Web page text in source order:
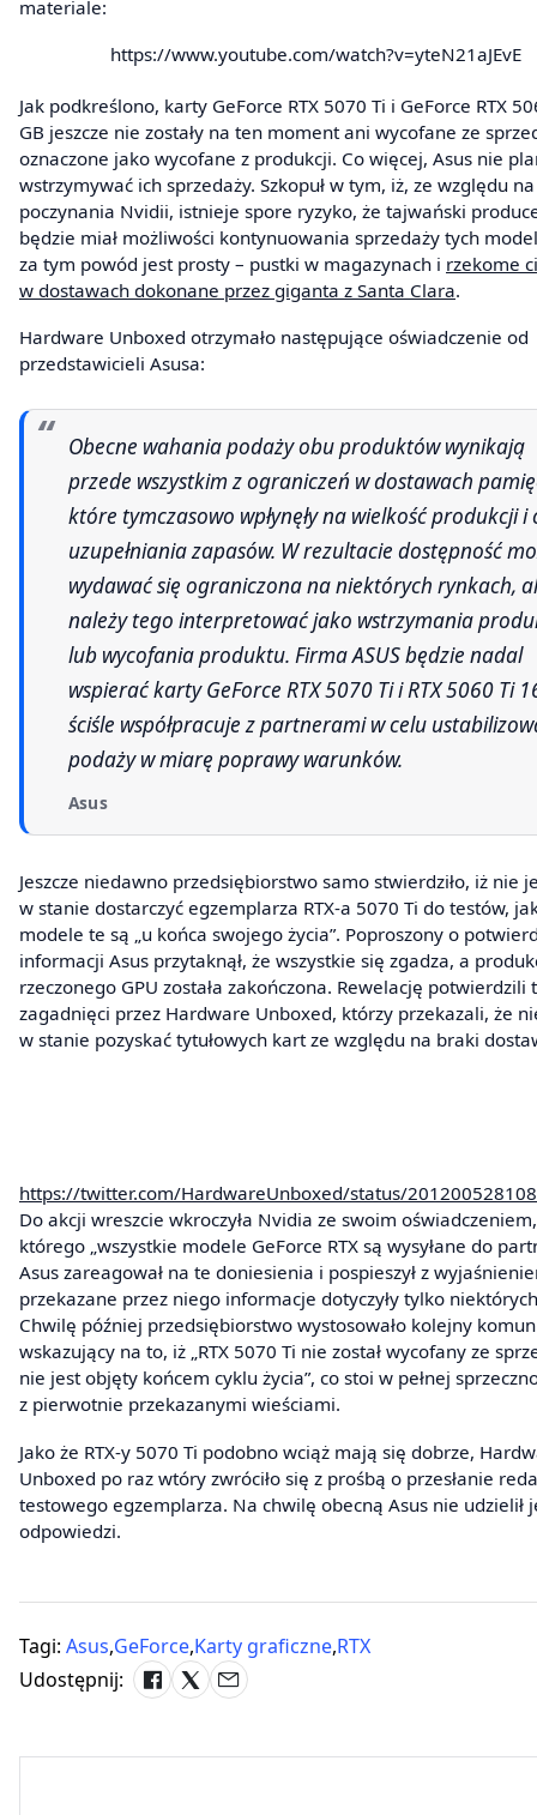
materiale:
https://www.youtube.com/watch?v=yteN21aJEvE
Jak podkreślono, karty GeForce RTX 5070 Ti i GeForce RTX
GB jeszcze nie zostały na ten moment ani wycofane ze
oznaczone jako wycofane z produkcji. Co więcej, Asus nie
wstrzymywać ich sprzedaży. Szkopuł w tym, iż, ze względu na
poczynania Nvidii, istnieje spore ryzyko, że tajwański
będzie miał możliwości kontynuowania sprzedaży tych
za tym powód jest prosty – pustki w magazynach i rzekome
w dostawach dokonane przez giganta z Santa Clara.
Hardware Unboxed otrzymało następujące oświadczenie od
przedstawicieli Asusa:
Obecne wahania podaży obu produktów wynikają
przede wszystkim z ograniczeń w dostawach
które tymczasowo wpłynęły na wielkość produkcji i
uzupełniania zapasów. W rezultacie dostępność
wydawać się ograniczona na niektórych rynkach,
należy tego interpretować jako wstrzymania
lub wycofania produktu. Firma ASUS będzie nadal
wspierać karty GeForce RTX 5070 Ti i RTX 5060 Ti
ściśle współpracuje z partnerami w celu
podaży w miarę poprawy warunków.
Asus
Jeszcze niedawno przedsiębiorstwo samo stwierdziło, iż nie
w stanie dostarczyć egzemplarza RTX-a 5070 Ti do testów,
modele te są „u końca swojego życia”. Poproszony o
informacji Asus przytaknął, że wszystkie się zgadza, a
rzeczonego GPU została zakończona. Rewelację potwierdzili
zagadnięci przez Hardware Unboxed, którzy przekazali, że
w stanie pozyskać tytułowych kart ze względu na braki
https://twitter.com/HardwareUnboxed/status/
Do akcji wreszcie wkroczyła Nvidia ze swoim
którego „wszystkie modele GeForce RTX są wysyłane do
Asus zareagował na te doniesienia i pospieszył z
przekazane przez niego informacje dotyczyły tylko
Chwilę później przedsiębiorstwo wystosowało kolejny
wskazujący na to, iż „RTX 5070 Ti nie został wycofany ze
nie jest objęty końcem cyklu życia”, co stoi w pełnej
z pierwotnie przekazanymi wieściami.
Jako że RTX-y 5070 Ti podobno wciąż mają się dobrze,
Unboxed po raz wtóry zwróciło się z prośbą o przesłanie
testowego egzemplarza. Na chwilę obecną Asus nie udzielił
odpowiedzi.
Tagi: Asus,GeForce,Karty graficzne,RTX
Udostępnij: